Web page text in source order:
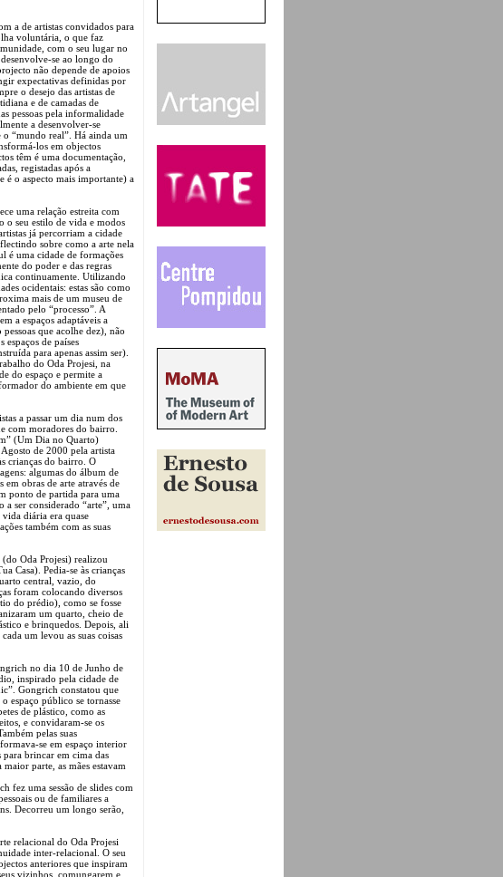
a de artistas convidados para
voluntária, o que faz
com o seu lugar no
se ao longo do
não depende de apoios
expectativas definidas por
o desejo das artistas de
e de camadas de
pessoas pela informalidade
a desenvolver-se
o “mundo real”. Há ainda um
los em objectos
têm é uma documentação,
registadas após a
é o aspecto mais importante) a
uma relação estreita com
o seu estilo de vida e modos
já percorriam a cidade
sobre como a arte nela
é uma cidade de formações
do poder e das regras
continuamente. Utilizando
ocidentais: estas são como
mais de um museu de
pelo “processo”. A
a espaços adaptáveis a
que acolhe dez), não
de países
para apenas assim ser).
do Oda Projesi, na
do espaço e permite a
do ambiente em que
a passar um dia num dos
com moradores do bairro.
(Um Dia no Quarto)
de 2000 pela artista
crianças do bairro. O
algumas do álbum de
em obras de arte através de
ponto de partida para uma
a ser considerado “arte”, uma
diária era quase
também com as suas
Oda Projesi) realizou
Casa). Pedia-se às crianças
central, vazio, do
foram colocando diversos
do prédio), como se fosse
um quarto, cheio de
e brinquedos. Depois, ali
um levou as suas coisas
no dia 10 de Junho de
inspirado pela cidade de
Gongrich constatou que
espaço público se tornasse
de plástico, como as
e convidaram-se os
pelas suas
se em espaço interior
para brincar em cima das
parte, as mães estavam
fez uma sessão de slides com
ou de familiares a
Decorreu um longo serão,
relacional do Oda Projesi
inter-relacional. O seu
anteriores que inspiram
vizinhos, comungarem e